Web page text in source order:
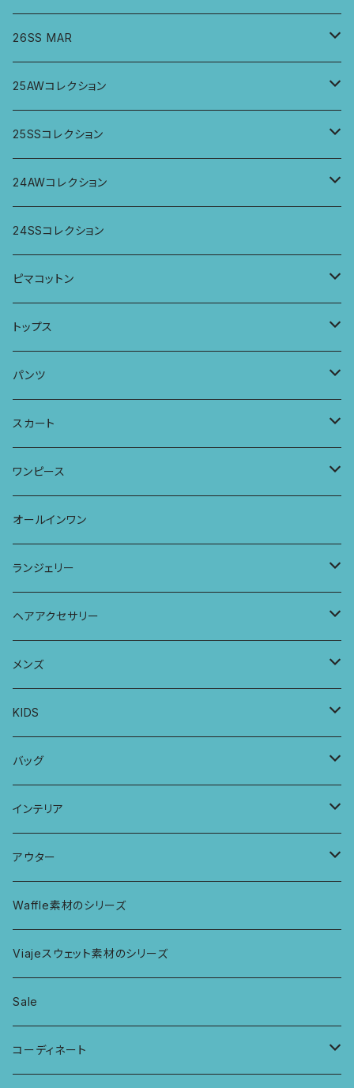
26SS MAR
トップス
ジャケット、羽織
パンツ
ワンピース
25AWコレクション
トップス
パンツ
スカート
パーカー
25SSコレクション
トップス
パンツ
ワンピース
24AWコレクション
ワイドパンツ
ロングスリーブトップス
ロングスリーブワンピース
Tシャツ
パーカー
ワンピース
24SSコレクション
ピマコットン
Tシャツ
フレンチスリーブラウス
サーフパンツ
ドレス
ストール
トップス
タンクトップ・キャミソール
タンクトップ
キャミソール
ワイドTシャツ
チュニックTシャツ
七分袖トップス
ラグランスリーブトップス
パンツ
アラジンパンツ
ポケット付きアラジンパンツ
ワイドパンツ
ポケット付きワイドパンツ
レギンス
バブーチャ
スカート
マキシスカート
ワンピース
ワンピース
オールインワン
スリップワンピース
ビルヘンワンピース
半袖ワンピース
オールインワン
ランジェリー
ブラ
ヨガトップ
カシュクールブラ
ショーツ
プレーンショーツ
ボンバチャショーツ
総レースショーツ
レディースボクサー
ヘアアクセサリー
リボンシュシュ
シュシュ
ヘアターバン
三つ編み紐
メンズ
メンズボクサー
パンツ
トップス
KIDS
KIDS 羽根つきTシャツ
KIDS Tシャツ
KIDS ロングスリーブトップス
KIDS ラグランスリーブ長袖トップス
KIDS アラジンパンツ
KIDS ジョギングパンツ
KIDS レギンス
バッグ
PCケース
マルシェバッグ
インテリア
カーテン
ラグ
なべつかみ
プフ
アウター
パーカー
ジャケット
Waffle素材のシリーズ
Viajeスウェット素材のシリーズ
Sale
コーディネート